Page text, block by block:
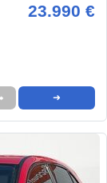
23.990 €
➜